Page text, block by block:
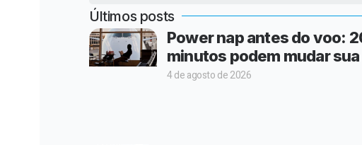
Últimos posts
Power nap antes do voo:
minutos podem mudar
4 de agosto de 2026